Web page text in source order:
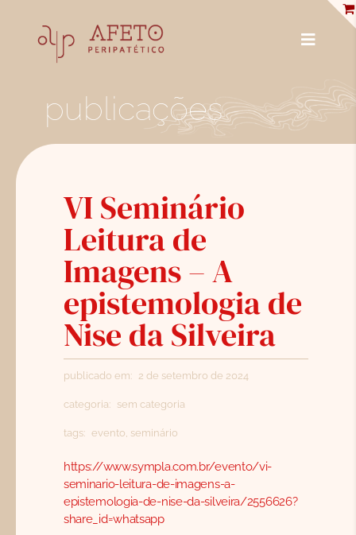
content
Toggle
ENCICLOPÉDIA
ENTREVISTAS
PROFISSIONAIS
BIBLIOTECA
SOBRE NÓS
CONTATO
PORTUGUÊS
publicações
VI Seminário
Leitura de
Imagens – A
epistemologia de
Nise da Silveira
publicado em: 2 de setembro de 2024
categoria: sem categoria
tags: evento seminário
https://www.sympla.com.br/evento/vi-
seminario-leitura-de-imagens-a-
epistemologia-de-nise-da-silveira/2556626?
share_id=whatsapp